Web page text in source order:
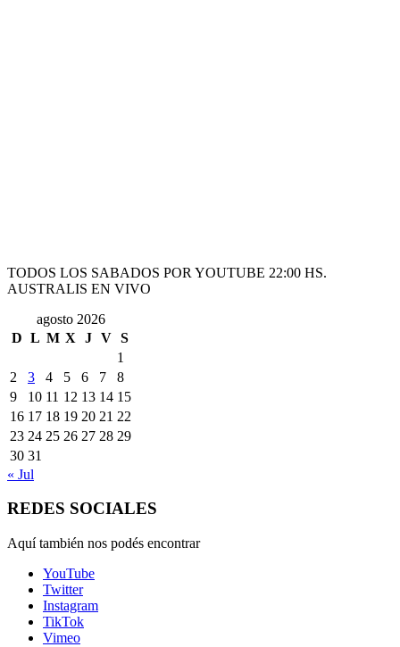
TODOS LOS SABADOS POR YOUTUBE 22:00 HS.
AUSTRALIS EN VIVO
agosto 2026
D L M X J V S
1
2
3 4 5 6 7
8
9
10 11 12 13 14 15
16 17 18 19 20 21 22
23 24 25 26 27 28 29
30 31
« Jul
REDES SOCIALES
Aquí también nos podés encontrar
YouTube
Twitter
Instagram
TikTok
Vimeo